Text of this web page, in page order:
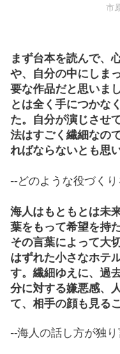
市
まず台本を読んで、
や、自分の中にしま
要な作品だと思いま
とは全く手につかな
た。自分が演じさせ
法はすごく繊細なの
ればならないとも思
--どのような役づく
海人はもともとは未
葉をもって希望を持
その言葉によって大
はずれた小さなホテ
す。繊細ゆえに、過
分に対する嫌悪感、
て、相手の顔も見る
--海人の話し方が独